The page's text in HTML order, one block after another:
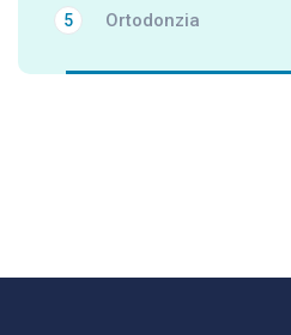
Ortodonzia
5